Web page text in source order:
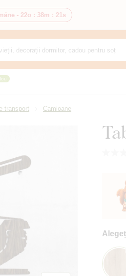
- 22o : 38m : 20s
transport Camioane